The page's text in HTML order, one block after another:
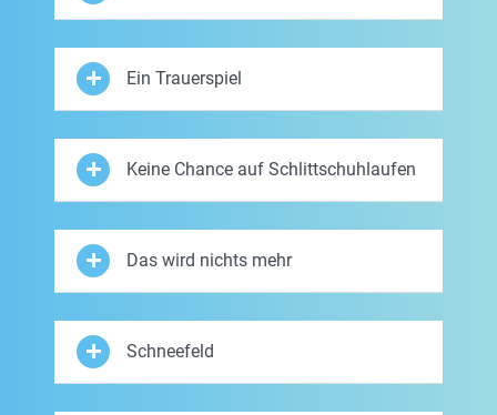
Ein Trauerspiel
Keine Chance auf Schlittschuhlaufen
Das wird nichts mehr
Schneefeld